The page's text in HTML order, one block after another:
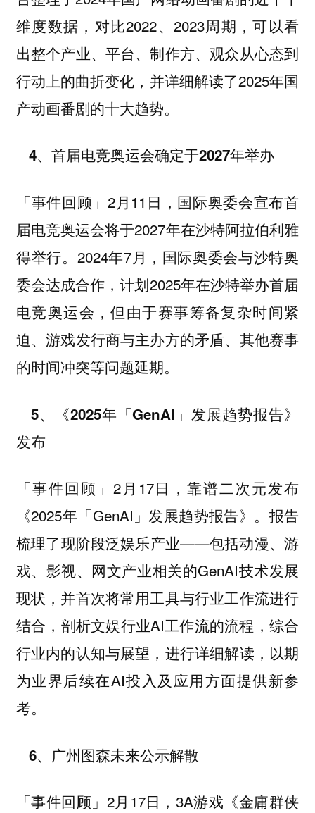
维度数据，对比2022、2023周期，可以看
出整个产业、平台、制作方、观众从心态到
行动上的曲折变化，并详细解读了2025年国
产动画番剧的十大趋势。
4、首届电竞奥运会确定于2027年举办
「事件回顾」 2月11日，国际奥委会宣布首
届电竞奥运会将于2027年在沙特阿拉伯利雅
得举行。2024年7月，国际奥委会与沙特奥
委会达成合作，计划2025年在沙特举办首届
电竞奥运会，但由于赛事筹备复杂时间紧
迫、游戏发行商与主办方的矛盾、其他赛事
的时间冲突等问题延期。
5、《2025年「GenAI」发展趋势报告》
发布
「事件回顾」 2月17日，靠谱二次元发布
《2025年「GenAI」发展趋势报告》。报告
梳理了现阶段泛娱乐产业——包括动漫、游
戏、影视、网文产业相关的GenAI技术发展
现状，并首次将常用工具与行业工作流进行
结合，剖析文娱行业AI工作流的流程，综合
行业内的认知与展望，进行详细解读，以期
为业界后续在AI投入及应用方面提供新参
考。
6、广州图森未来公示解散
「事件回顾」 2月17日，3A游戏《金庸群侠